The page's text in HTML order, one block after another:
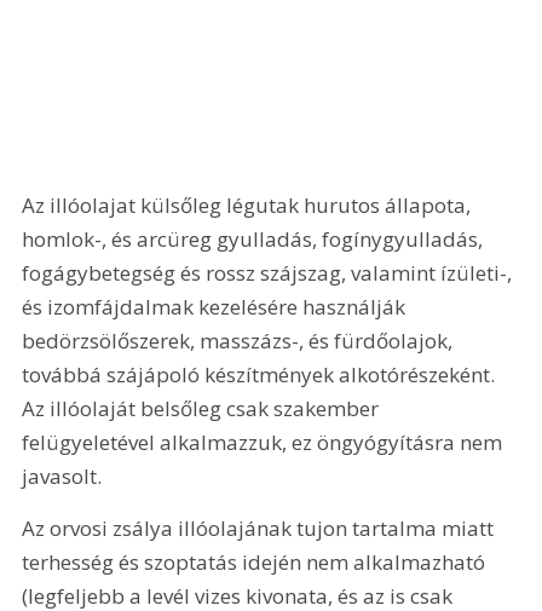
Az illóolajat külsőleg légutak hurutos állapota,
homlok-, és arcüreg gyulladás, fogínygyulladás,
fogágybetegség és rossz szájszag, valamint ízületi-,
és izomfájdalmak kezelésére használják
bedörzsölőszerek, masszázs-, és fürdőolajok,
továbbá szájápoló készítmények alkotórészeként.
Az illóolaját belsőleg csak szakember
felügyeletével alkalmazzuk, ez öngyógyításra nem
javasolt.
Az orvosi zsálya illóolajának tujon tartalma miatt
terhesség és szoptatás idején nem alkalmazható
(legfeljebb a levél vizes kivonata, és az is csak